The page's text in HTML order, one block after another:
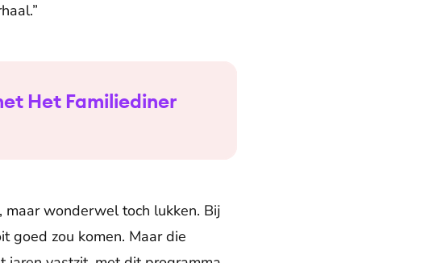
Het Familiediner
maar wonderwel toch lukken. Bij
goed zou komen. Maar die